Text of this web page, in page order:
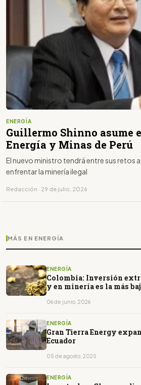
ENERGÍA
Guillermo Shinno asume
Energía y Minas de Perú
El nuevo ministro tendrá entre sus retos
enfrentar la minería ilegal
Redacción · 29 de julio, 2026
MÁS EN ENERGÍA
ENERGÍA
Colombia: Inversión
y en minería es la más
06 de junio, 2026
ENERGÍA
Gran Tierra Energy
Ecuador
05 de agosto, 2025
ENERGÍA